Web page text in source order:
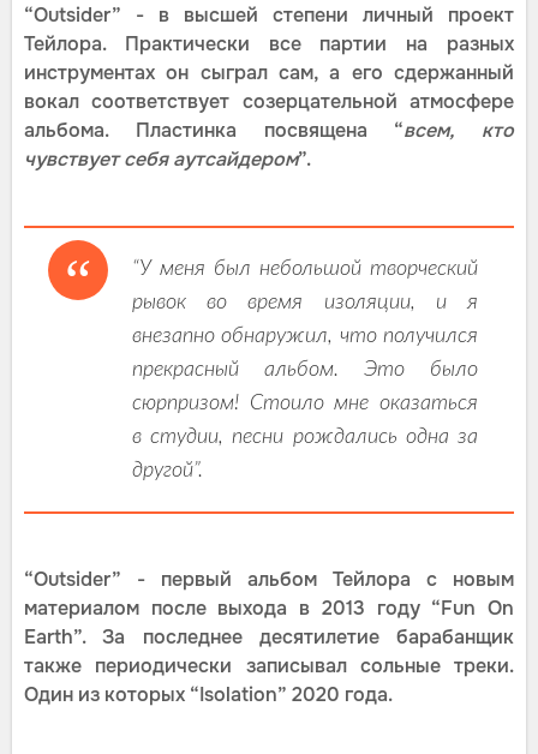
“Outsider” - в высшей степени личный проект
Тейлора. Практически все партии на разных
инструментах он сыграл сам, а его сдержанный
вокал соответствует созерцательной атмосфере
альбома. Пластинка посвящена “всем, кто
чувствует себя аутсайдером”.
“У меня был небольшой творческий
рывок во время изоляции, и я
внезапно обнаружил, что получился
прекрасный альбом. Это было
сюрпризом! Стоило мне оказаться
в студии, песни рождались одна за
другой”.
“Outsider” - первый альбом Тейлора с новым
материалом после выхода в 2013 году “Fun On
Earth”. За последнее десятилетие барабанщик
также периодически записывал сольные треки.
Один из которых “Isolation” 2020 года.